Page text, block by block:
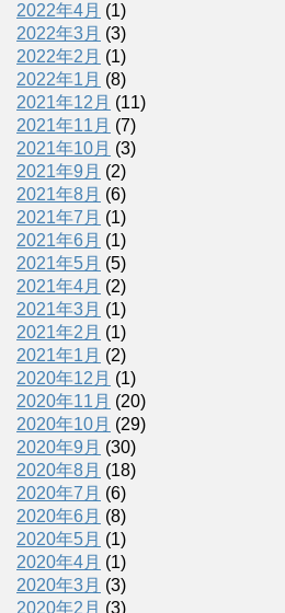
2022年4月 (1)
2022年3月 (3)
2022年2月 (1)
2022年1月 (8)
2021年12月 (11)
2021年11月 (7)
2021年10月 (3)
2021年9月 (2)
2021年8月 (6)
2021年7月 (1)
2021年6月 (1)
2021年5月 (5)
2021年4月 (2)
2021年3月 (1)
2021年2月 (1)
2021年1月 (2)
2020年12月 (1)
2020年11月 (20)
2020年10月 (29)
2020年9月 (30)
2020年8月 (18)
2020年7月 (6)
2020年6月 (8)
2020年5月 (1)
2020年4月 (1)
2020年3月 (3)
2020年2月 (3)